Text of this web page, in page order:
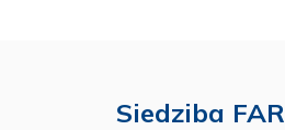
Siedziba FAR